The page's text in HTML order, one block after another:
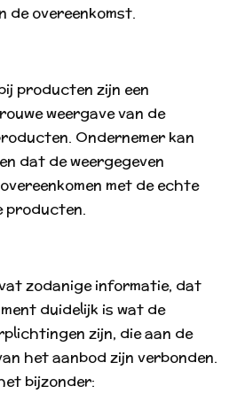
de overeenkomst.
producten zijn een
weergave van de
Ondernemer kan
dat de weergegeven
met de echte
producten.
zodanige informatie, dat
duidelijk is wat de
zijn, die aan de
het aanbod zijn verbonden.
bijzonder: